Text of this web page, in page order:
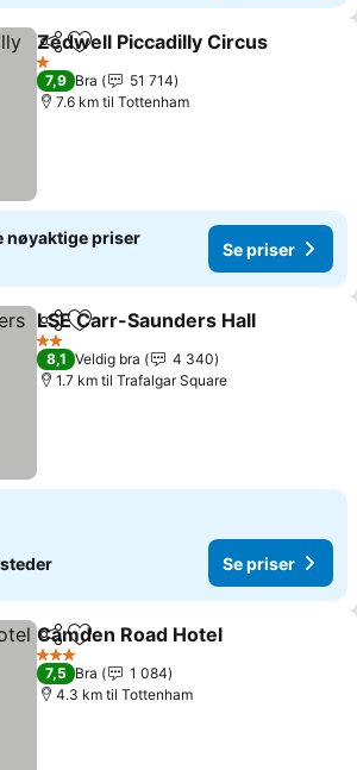
Del Legg til i favoritter
Zedwell Piccadilly Circus
1 Stjerner
7,9 Bra
51 714
7.6 km til Tottenham
nøyaktige priser
Se priser
Del Legg til i favoritter
LSE Carr-Saunders Hall
2 Stjerner
8,1 Veldig bra
4 340
1.7 km til Trafalgar Square
Se priser
Del Legg til i favoritter
Camden Road Hotel
3 Stjerner
7,5 Bra
1 084
4.3 km til Tottenham